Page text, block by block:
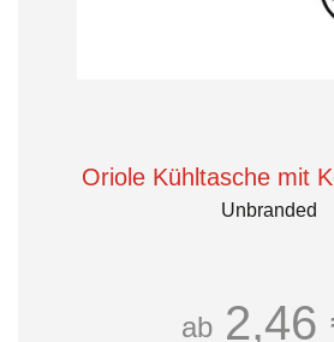
Oriole Kühltasche mit
Unbranded
ab 2,46